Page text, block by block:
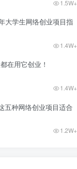
1.5W+
大学生网络创业项目指
1.4W+
在用它创业！
1.4W+
五种网络创业项目适合
1.2W+